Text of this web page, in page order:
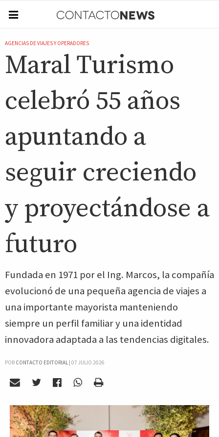
AGENCIAS DE VIAJES Y OPERADORES
Maral Turismo
celebró 55 años
apuntando a
seguir creciendo
y proyectándose a
futuro
Fundada en 1971 por el Ing. Marcos, la compañía
evolucionó de una pequeña agencia de viajes a
una importante mayorista manteniendo
siempre un perfil familiar y una identidad
innovadora adaptada a las tendencias digitales.
POR CONTACTO EDITORIAL| 07 JULIO 2026